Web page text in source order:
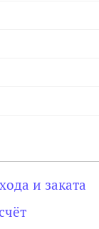
и заката